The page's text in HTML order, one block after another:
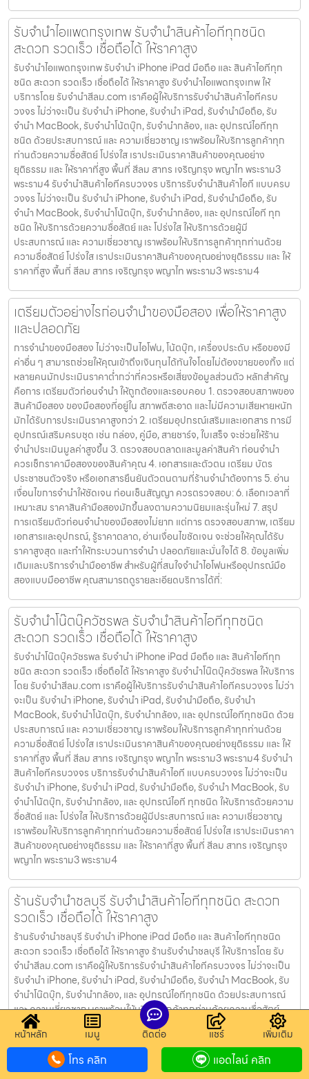
รับจำนำไอแพดกรุงเทพ รับจำนำสินค้าไอทีทุกชนิด
สะดวก รวดเร็ว เชื่อถือได้ ให้ราคาสูง
รับจำนำไอแพดกรุงเทพ รับจำนำ iPhone iPad มือถือ และ สินค้าไอทีทุก
ชนิด สะดวก รวดเร็ว เชื่อถือได้ ให้ราคาสูง รับจำนำไอแพดกรุงเทพ ให้
บริการโดย รับจํานําสีลม.com เราคือผู้ให้บริการรับจำนำสินค้าไอทีครบ
วงจร ไม่ว่าจะเป็น รับจำนำ iPhone, รับจำนำ iPad, รับจำนำมือถือ, รับ
จำนำ MacBook, รับจำนำโน้ตบุ๊ก, รับจำนำกล้อง, และ อุปกรณ์ไอทีทุก
ชนิด ด้วยประสบการณ์ และ ความเชี่ยวชาญ เราพร้อมให้บริการลูกค้าทุก
ท่านด้วยความซื่อสัตย์ โปร่งใส เราประเมินราคาสินค้าของคุณอย่าง
ยุติธรรม และ ให้ราคาที่สูง พื้นที่ สีลม สาทร เจริญกรุง พญาไท พระราม3
พระราม4 รับจำนำสินค้าไอทีครบวงจร บริการรับจำนำสินค้าไอที แบบครบ
วงจร ไม่ว่าจะเป็น รับจำนำ iPhone, รับจำนำ iPad, รับจำนำมือถือ, รับ
จำนำ MacBook, รับจำนำโน้ตบุ๊ก, รับจำนำกล้อง, และ อุปกรณ์ไอที ทุก
ชนิด ให้บริการด้วยความซื่อสัตย์ และ โปร่งใส ให้บริการด้วยผู้มี
ประสบการณ์ และ ความเชี่ยวชาญ เราพร้อมให้บริการลูกค้าทุกท่านด้วย
ความซื่อสัตย์ โปร่งใส เราประเมินราคาสินค้าของคุณอย่างยุติธรรม และ ให้
ราคาที่สูง พื้นที่ สีลม สาทร เจริญกรุง พญาไท พระราม3 พระราม4
เตรียมตัวอย่างไรก่อนจำนำของมือสอง เพื่อให้ราคาสูง
และปลอดภัย
การจำนำของมือสอง ไม่ว่าจะเป็นไอโฟน, โน้ตบุ๊ก, เครื่องประดับ หรือของมี
ค่าอื่น ๆ สามารถช่วยให้คุณเข้าถึงเงินทุนได้ทันใจโดยไม่ต้องขายของทิ้ง แต่
หลายคนมักประเมินราคาต่ำกว่าที่ควรหรือเสี่ยงข้อมูลส่วนตัว หลักสำคัญ
คือการ เตรียมตัวก่อนจำนำ ให้ถูกต้องและรอบคอบ 1. ตรวจสอบสภาพของ
สินค้ามือสอง ของมือสองที่อยู่ใน สภาพดีสะอาด และไม่มีความเสียหายหนัก
มักได้รับการประเมินราคาสูงกว่า 2. เตรียมอุปกรณ์เสริมและเอกสาร การมี
อุปกรณ์เสริมครบชุด เช่น กล่อง, คู่มือ, สายชาร์จ, ใบเสร็จ จะช่วยให้ร้าน
จำนำประเมินมูลค่าสูงขึ้น 3. ตรวจสอบตลาดและมูลค่าสินค้า ก่อนจำนำ
ควรเช็กราคามือสองของสินค้าคุณ 4. เอกสารและตัวตน เตรียม บัตร
ประชาชนตัวจริง หรือเอกสารยืนยันตัวตนตามที่ร้านจำนำต้องการ 5. อ่าน
เงื่อนไขการจำนำให้ชัดเจน ก่อนเซ็นสัญญา ควรตรวจสอบ: 6. เลือกเวลาที่
เหมาะสม ราคาสินค้ามือสองมักขึ้นลงตามความนิยมและรุ่นใหม่ 7. สรุป
การเตรียมตัวก่อนจำนำของมือสองไม่ยาก แต่การ ตรวจสอบสภาพ, เตรียม
เอกสารและอุปกรณ์, รู้ราคาตลาด, อ่านเงื่อนไขชัดเจน จะช่วยให้คุณได้รับ
ราคาสูงสุด และทำให้กระบวนการจำนำ ปลอดภัยและมั่นใจได้ 8. ข้อมูลเพิ่ม
เติมและบริการจำนำมืออาชีพ สำหรับผู้ที่สนใจจำนำไอโฟนหรืออุปกรณ์มือ
สองแบบมืออาชีพ คุณสามารถดูรายละเอียดบริการได้ที่:
รับจำนำโน๊ตบุ๊ควัชรพล รับจำนำสินค้าไอทีทุกชนิด
สะดวก รวดเร็ว เชื่อถือได้ ให้ราคาสูง
รับจำนำโน๊ตบุ๊ควัชรพล รับจำนำ iPhone iPad มือถือ และ สินค้าไอทีทุก
ชนิด สะดวก รวดเร็ว เชื่อถือได้ ให้ราคาสูง รับจำนำโน๊ตบุ๊ควัชรพล ให้บริการ
โดย รับจํานําสีลม.com เราคือผู้ให้บริการรับจำนำสินค้าไอทีครบวงจร ไม่ว่า
จะเป็น รับจำนำ iPhone, รับจำนำ iPad, รับจำนำมือถือ, รับจำนำ
MacBook, รับจำนำโน้ตบุ๊ก, รับจำนำกล้อง, และ อุปกรณ์ไอทีทุกชนิด ด้วย
ประสบการณ์ และ ความเชี่ยวชาญ เราพร้อมให้บริการลูกค้าทุกท่านด้วย
ความซื่อสัตย์ โปร่งใส เราประเมินราคาสินค้าของคุณอย่างยุติธรรม และ ให้
ราคาที่สูง พื้นที่ สีลม สาทร เจริญกรุง พญาไท พระราม3 พระราม4 รับจำนำ
สินค้าไอทีครบวงจร บริการรับจำนำสินค้าไอที แบบครบวงจร ไม่ว่าจะเป็น
รับจำนำ iPhone, รับจำนำ iPad, รับจำนำมือถือ, รับจำนำ MacBook, รับ
จำนำโน้ตบุ๊ก, รับจำนำกล้อง, และ อุปกรณ์ไอที ทุกชนิด ให้บริการด้วยความ
ซื่อสัตย์ และ โปร่งใส ให้บริการด้วยผู้มีประสบการณ์ และ ความเชี่ยวชาญ
เราพร้อมให้บริการลูกค้าทุกท่านด้วยความซื่อสัตย์ โปร่งใส เราประเมินราคา
สินค้าของคุณอย่างยุติธรรม และ ให้ราคาที่สูง พื้นที่ สีลม สาทร เจริญกรุง
พญาไท พระราม3 พระราม4
ร้านรับจำนำชลบุรี รับจำนำสินค้าไอทีทุกชนิด สะดวก
รวดเร็ว เชื่อถือได้ ให้ราคาสูง
ร้านรับจำนำชลบุรี รับจำนำ iPhone iPad มือถือ และ สินค้าไอทีทุกชนิด
สะดวก รวดเร็ว เชื่อถือได้ ให้ราคาสูง ร้านรับจำนำชลบุรี ให้บริการโดย รับ
จํานําสีลม.com เราคือผู้ให้บริการรับจำนำสินค้าไอทีครบวงจร ไม่ว่าจะเป็น
รับจำนำ iPhone, รับจำนำ iPad, รับจำนำมือถือ, รับจำนำ MacBook, รับ
จำนำโน๊ตบุ๊ก, รับจำนำกล้อง, และ อุปกรณ์ไอทีทุกชนิด ด้วยประสบการณ์
และ ความเชี่ยวชาญ เราพร้อมให้บริการลูกค้าทุกท่านด้วยความซื่อสัตย์
โปร่งใส เราประเมินราคาสินค้าของคุณอย่างยุติธรรม และ ให้ราคาที่สูง พื้นที่
สีลม สาทร เจริญกรุง พญาไท พระราม3 พระราม4 รับจำนำสินค้าไอทีครบ
วงจร บริการรับจำนำสินค้าไอที แบบครบวงจร ไม่ว่าจะเป็น รับจำนำ
iPhone, รับจำนำ iPad, รับจำนำมือถือ, รับจำนำ MacBook, รับจำนำโน๊
หน้าหลัก เมนู ติดต่อ แชร์ เพิ่มเติม
โทร คลิก แอดไลน์ คลิก